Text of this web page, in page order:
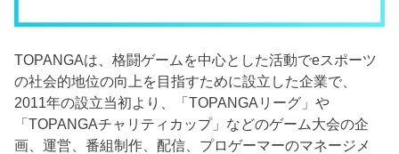
TOPANGAは、格闘ゲームを中心とした活動でeスポーツ
の社会的地位の向上を目指すために設立した企業で、
2011年の設立当初より、「TOPANGAリーグ」や
「TOPANGAチャリティカップ」などのゲーム大会の企
画、運営、番組制作、配信、プロゲーマーのマネージメ